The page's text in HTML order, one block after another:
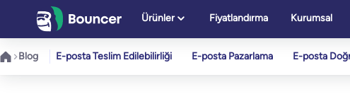
Ürünler Fiyatlandırma Kurumsal
Blog E-posta Teslim Edilebilirliği E-posta Pazarlama E-posta